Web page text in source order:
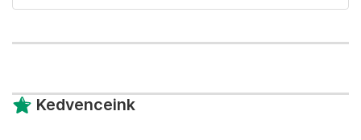
Kedvenceink